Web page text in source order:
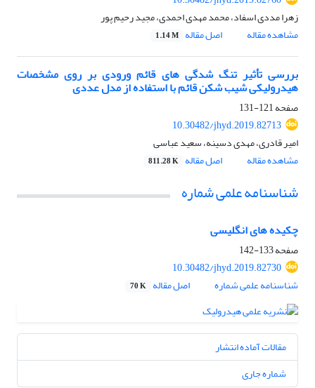
زهرا مددی اسفاد، محمد مهدی احمدی، مجید رحیم پور
مشاهده مقاله
اصل مقاله 1.14 M
بررسی تأثیر تنگ شدگی های قائم ورودی بر روی مشخصات
هیدرولیکی شیب شکن قائم با استفاده از مدل عددی
صفحه121-131
10.30482/jhyd.2019.82713
امیر قادری، مهدی دسینه، سعید عباسی
مشاهده مقاله
اصل مقاله 811.28 K
شناسنامه علمی شماره
چکیده های انگلیسی
صفحه133-142
10.30482/jhyd.2019.82730
شناسنامه علمی شماره
اصل مقاله 70 K
مقالات آماده انتشار
شماره جاری